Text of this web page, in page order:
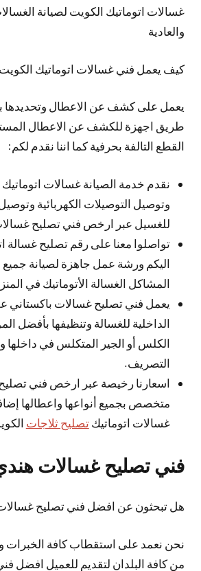
غسالات اتوماتيك الكويت لصيانة
والعادية
كيف يعمل فني غسالات اتوماتيك
يعمل على كشف عن الاعطال وتحديدها
طريق اجهزة للكشف عن الاعطال
القطع التالفة بحرفية كما اننا نقدم لكم:
نقدم خدمة الصيانة غسالات
وتوصيل التوصيلات الكهربائية
للغسيل عبر ارخص فني تصليح
تواصلوا معنا على رقم تصليح غسالة
اليكم ورشة عمل جاهزة لصيانة جميع
المشاكل الغسالة الأتوماتيك في
يعمل فني تصليح غسالات باكستاني
الداخلية للغسالة وتنظيفها بأفضل
الكلس أو الجير المتكلس في داخلها
التصريف.
اسعارنا رخيصة عبر ارخص فني
متخصص بجميع أنواعها واعطالها
غسالات اتوماتيكتصليح ثلاجات
فني تصليح غسالات
هل تبحثون عن افضل فني تصليح
نحن نعمد على استقطاب كافة الخبرات
من كافة البلدان لتقديم للعميل افضل